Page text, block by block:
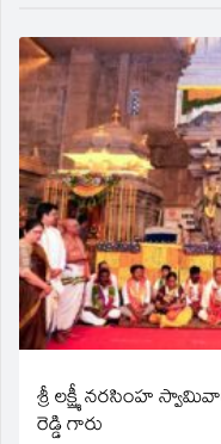
శ్రీ లక్ష్మీ నరసింహ
రెడ్డి గారు